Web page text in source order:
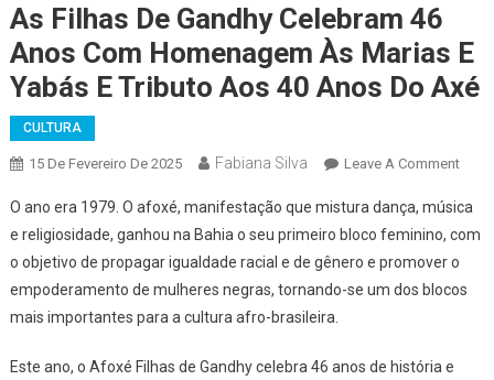
As Filhas De Gandhy Celebram 46
Anos Com Homenagem Às Marias E
Yabás E Tributo Aos 40 Anos Do Axé
CULTURA
15 De Fevereiro De 2025 Fabiana Silva Leave A CommentOn
De
O ano era 1979. O afoxé, manifestação que mistura dança, música
e religiosidade, ganhou na Bahia o seu primeiro bloco feminino, com
o objetivo de propagar igualdade racial e de gênero e promover o
empoderamento de mulheres negras, tornando-se um dos blocos
mais importantes para a cultura afro-brasileira.
Este ano, o Afoxé Filhas de Gandhy celebra 46 anos de história e